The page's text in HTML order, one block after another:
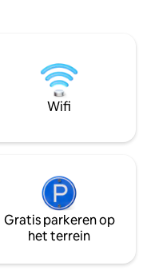
stoelen en
parkeerplaatsen.
huur is inclusief:
Wifi
Gratis parkeren op
het terrein